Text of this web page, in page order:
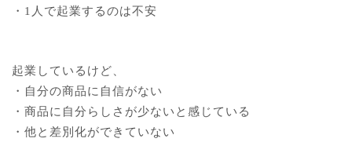
・1人で起業するのは不安
起業しているけど、
・自分の商品に自信がない
・商品に自分らしさが少ないと感じている
・他と差別化ができていない